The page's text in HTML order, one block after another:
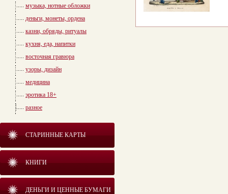
музыка, нотные обложки
деньги, монеты, ордена
казни, обряды, ритуалы
кухня, еда, напитки
восточная гравюра
узоры, дизайн
медицина
эротика 18+
разное
СТАРИННЫЕ КАРТЫ
КНИГИ
ДЕНЬГИ И ЦЕННЫЕ БУМАГИ